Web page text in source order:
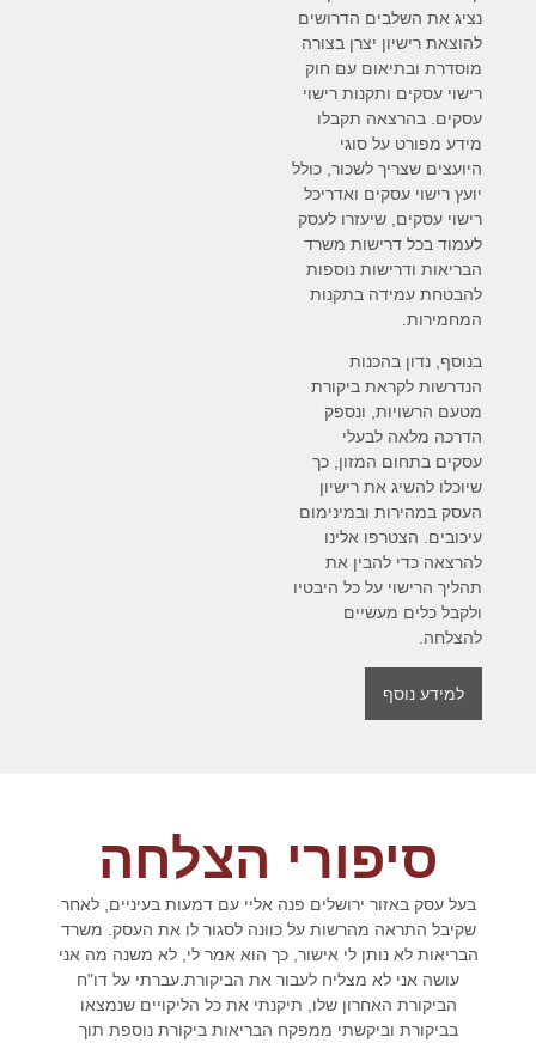
נציג את השלבים הדרושים
להוצאת רישיון יצרן בצורה
מוסדרת ובתיאום עם חוק
רישוי עסקים ותקנות רישוי
עסקים. בהרצאה תקבלו
מידע מפורט על סוגי
היועצים שצריך לשכור, כולל
יועץ רישוי עסקים ואדריכל
רישוי עסקים, שיעזרו לעסק
לעמוד בכל דרישות משרד
הבריאות ודרישות נוספות
להבטחת עמידה בתקנות
המחמירות.
בנוסף, נדון בהכנות
הנדרשות לקראת ביקורת
מטעם הרשויות, ונספק
הדרכה מלאה לבעלי
עסקים בתחום המזון, כך
שיוכלו להשיג את רישיון
העסק במהירות ובמינימום
עיכובים. הצטרפו אלינו
להרצאה כדי להבין את
תהליך הרישוי על כל היבטיו
ולקבל כלים מעשיים
להצלחה.
למידע נוסף
סיפורי הצלחה
בעל עסק באזור ירושלים פנה אליי עם דמעות בעיניים, לאחר
שקיבל התראה מהרשות על כוונה לסגור לו את העסק. משרד
הבריאות לא נותן לי אישור, כך הוא אמר לי, לא משנה מה אני
עושה אני לא מצליח לעבור את הביקורת.עברתי על דו"ח
הביקורת האחרון שלו, תיקנתי את כל הליקויים שנמצאו
בביקורת וביקשתי ממפקח הבריאות ביקורת נוספת תוך